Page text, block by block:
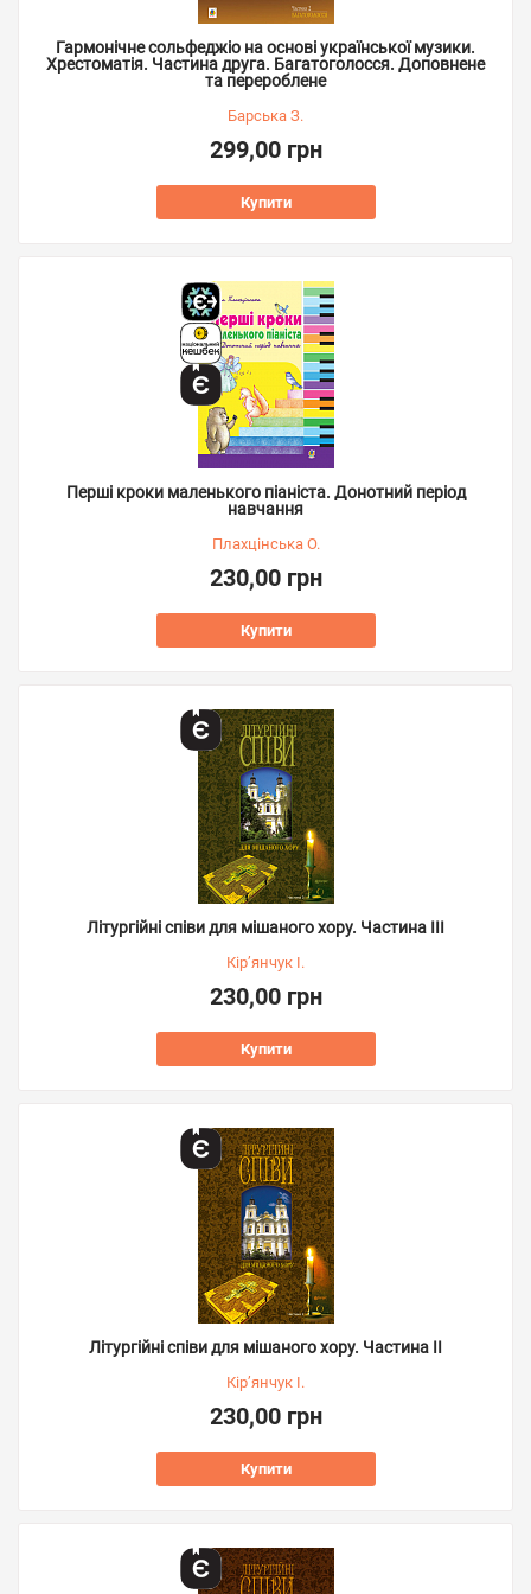
Гармонічне сольфеджіо на основі української музики.
Хрестоматія. Частина друга. Багатоголосся. Доповнене
та перероблене
Барська З.
299,00 грн
Купити
Перші кроки маленького піаніста. Донотний період
навчання
Плахцінська О.
230,00 грн
Купити
Літургійні співи для мішаного хору. Частина III
Кір’янчук І.
230,00 грн
Купити
Літургійні співи для мішаного хору. Частина II
Кір’янчук І.
230,00 грн
Купити